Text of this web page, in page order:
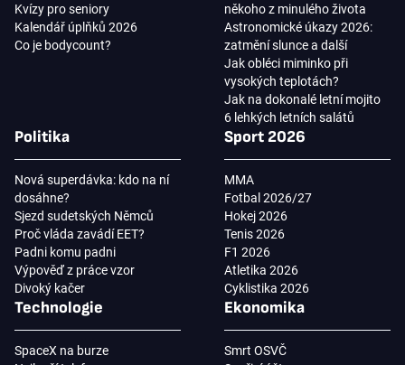
Kvízy pro seniory
Kalendář úplňků 2026
Co je bodycount?
někoho z minulého života
Astronomické úkazy 2026:
zatmění slunce a další
Jak obléci miminko při
vysokých teplotách?
Jak na dokonalé letní mojito
6 lehkých letních salátů
Politika
Nová superdávka: kdo na ní
dosáhne?
Sjezd sudetských Němců
Proč vláda zavádí EET?
Padni komu padni
Výpověď z práce vzor
Divoký kačer
Sport 2026
MMA
Fotbal 2026/27
Hokej 2026
Tenis 2026
F1 2026
Atletika 2026
Cyklistika 2026
Technologie
SpaceX na burze
Ekonomika
Smrt OSVČ